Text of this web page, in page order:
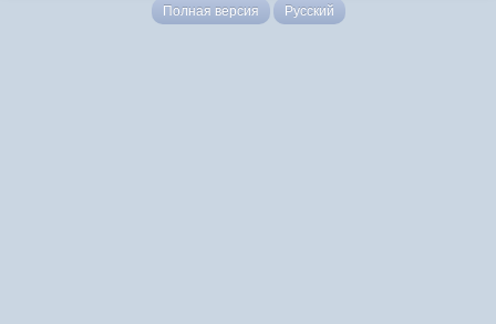
Полная версия Русский